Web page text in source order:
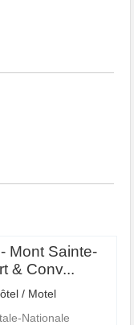
Mont Sainte-
& Conv...
/ Motel
Nationale